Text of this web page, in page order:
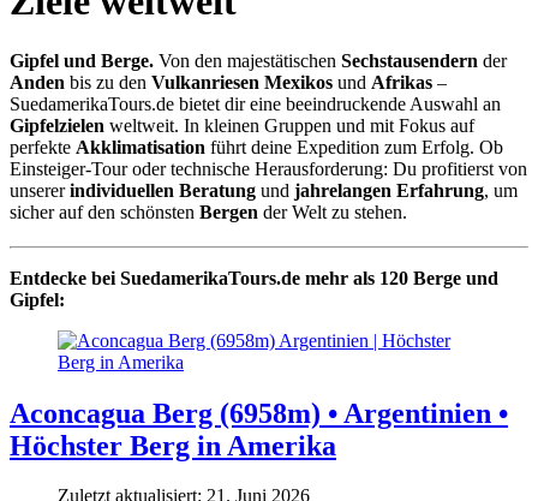
Gipfel und Berge. Von den majestätischen Sechstausendern der
Anden bis zu den Vulkanriesen Mexikos und Afrikas –
SuedamerikaTours.de bietet dir eine beeindruckende Auswahl an
Gipfelzielen weltweit. In kleinen Gruppen und mit Fokus auf
perfekte Akklimatisation führt deine Expedition zum Erfolg. Ob
Einsteiger-Tour oder technische Herausforderung: Du profitierst von
unsererindividuellen Beratung und jahrelangen Erfahrung, um
sicher auf den schönsten Bergen der Welt zu stehen.
Entdecke bei SuedamerikaTours.de mehr als 120 Berge und
Gipfel:
Aconcagua Berg (6958m) • Argentinien •
Höchster Berg in Amerika
Zuletzt aktualisiert: 21. Juni 2026